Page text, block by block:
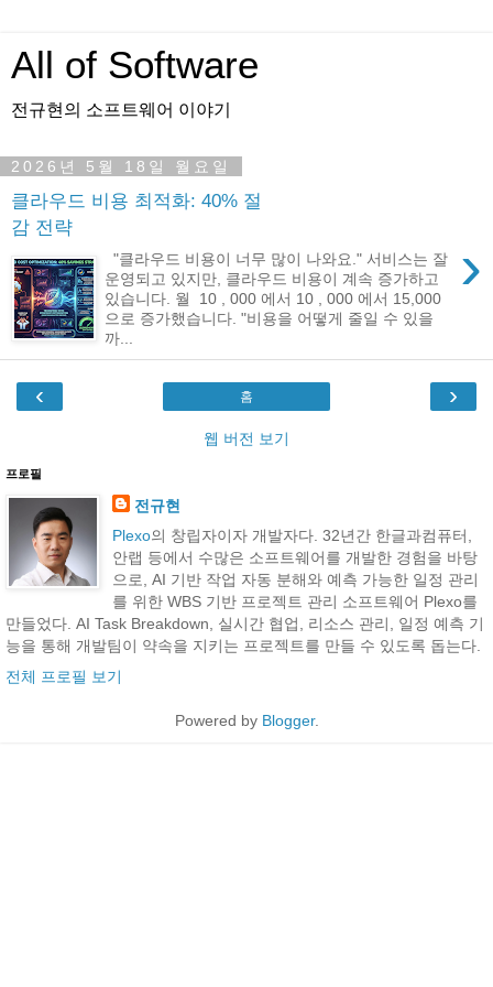
All of Software
전규현의 소프트웨어 이야기
2026년 5월 18일 월요일
클라우드 비용 최적화: 40% 절
감 전략
›
"클라우드 비용이 너무 많이 나와요." 서비스는 잘
운영되고 있지만, 클라우드 비용이 계속 증가하고
있습니다. 월 10 , 000 에서 10 , 000 에서 15,000
으로 증가했습니다. "비용을 어떻게 줄일 수 있을
까...
‹ ›
홈
웹 버전 보기
프로필
전규현
Plexo의 창립자이자 개발자다. 32년간 한글과컴퓨터,
안랩 등에서 수많은 소프트웨어를 개발한 경험을 바탕
으로, AI 기반 작업 자동 분해와 예측 가능한 일정 관리
를 위한 WBS 기반 프로젝트 관리 소프트웨어 Plexo를
만들었다. AI Task Breakdown, 실시간 협업, 리소스 관리, 일정 예측 기
능을 통해 개발팀이 약속을 지키는 프로젝트를 만들 수 있도록 돕는다.
전체 프로필 보기
Powered by Blogger.